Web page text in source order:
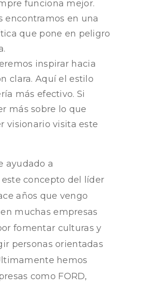
funciona mejor.
encontramos en una
que pone en peligro
inspirar hacia
clara. Aquí el estilo
más efectivo. Si
más sobre lo que
visionario visita este
ayudado a
concepto del líder
años que vengo
muchas empresas
fomentar culturas y
personas orientadas
hemos
como FORD,